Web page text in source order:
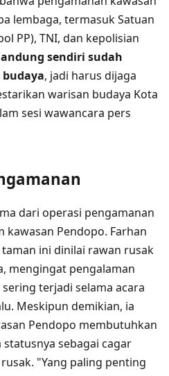
lembaga, termasuk Satuan
PP), TNI, dan kepolisian
sendiri sudah
, jadi harus dijaga
warisan budaya Kota
sesi wawancara pers
dari operasi pengamanan
kawasan Pendopo. Farhan
ini dinilai rawan rusak
mengingat pengalaman
terjadi selama acara
Meskipun demikian, ia
Pendopo membutuhkan
sebagai cagar
"Yang paling penting